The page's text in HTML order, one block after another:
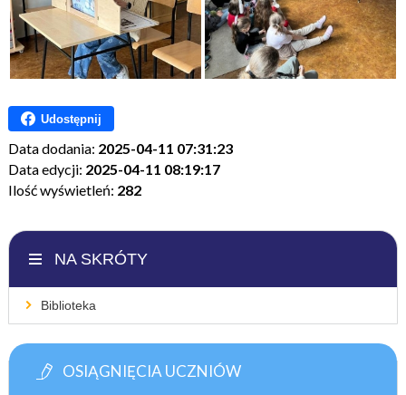
Udostępnij
Data dodania: 2025-04-11 07:31:23
Data edycji: 2025-04-11 08:19:17
Ilość wyświetleń: 282
NA SKRÓTY
Biblioteka
OSIĄGNIĘCIA UCZNIÓW